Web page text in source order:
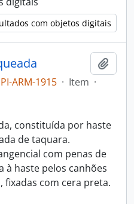
com objetos digitais
ARM-1915 · Item ·
constituída por haste
de taquara.
com penas de
à haste pelos canhões
fixadas com cera preta.